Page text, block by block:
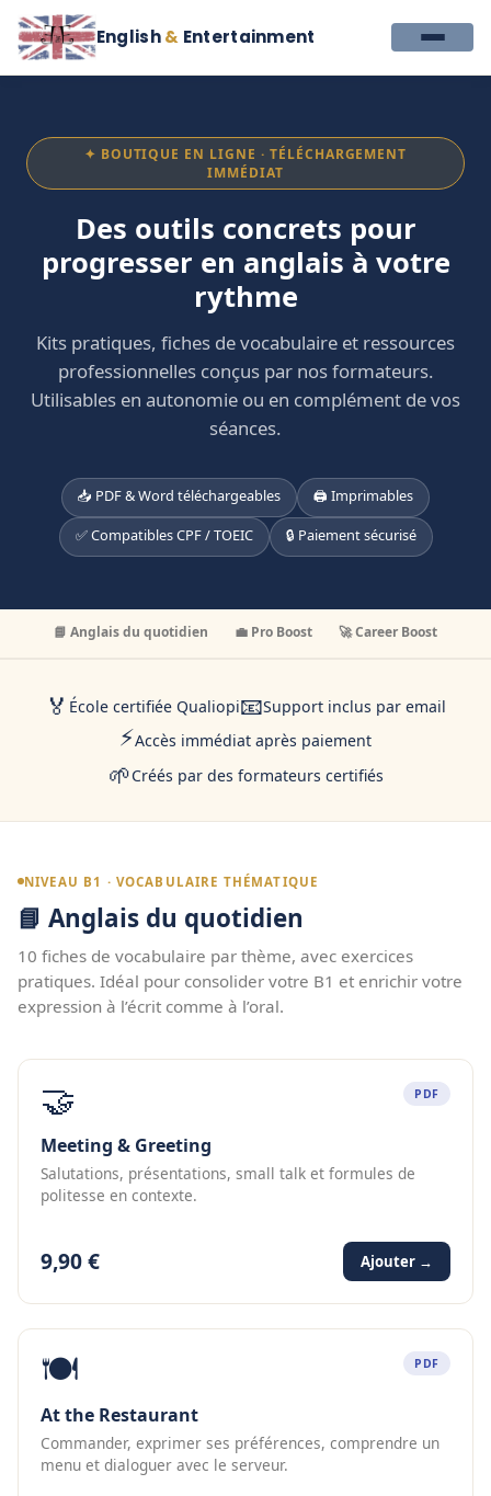
English& Entertainment
✦ BOUTIQUE EN LIGNE · TÉLÉCHARGEMENT
IMMÉDIAT
Des outils concrets pour
progresser en anglais à votre
rythme
Kits pratiques, fiches de vocabulaire et ressources
professionnelles conçus par nos formateurs.
Utilisables en autonomie ou en complément de vos
séances.
📥 PDF & Word téléchargeables
🖨️ Imprimables
✅ Compatibles CPF / TOEIC
🔒 Paiement sécurisé
📘 Anglais du quotidien 💼 Pro Boost 🚀 Career Boost
🏅 École certifiée Qualiopi📧Support inclus par email
⚡Accès immédiat après paiement
🌱Créés par des formateurs certifiés
NIVEAU B1 · VOCABULAIRE THÉMATIQUE
📘 Anglais du quotidien
10 fiches de vocabulaire par thème, avec exercices
pratiques. Idéal pour consolider votre B1 et enrichir votre
expression à l’écrit comme à l’oral.
🤝 PDF
Meeting & Greeting
Salutations, présentations, small talk et formules de
politesse en contexte.
9,90 € Ajouter →
🍽️ PDF
At the Restaurant
Commander, exprimer ses préférences, comprendre un
menu et dialoguer avec le serveur.